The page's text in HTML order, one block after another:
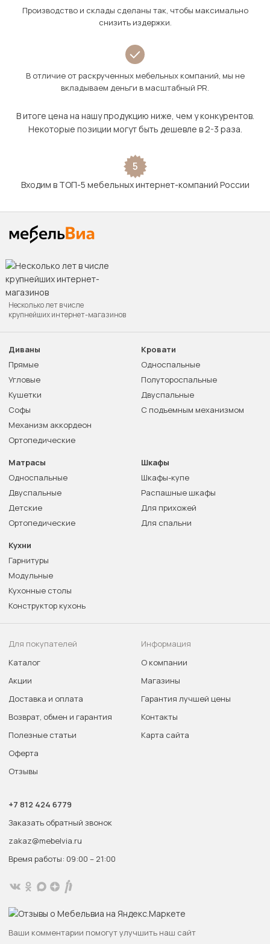
Производство и склады сделаны так, чтобы максимально
снизить издержки.
В отличие от раскрученных мебельных компаний, мы не
вкладываем деньги в масштабный PR.
В итоге цена на нашу продукцию ниже, чем у конкурентов.
Некоторые позиции могут быть дешевле в 2-3 раза.
5
Входим в ТОП-5 мебельных интернет-компаний России
Несколько лет в числе
крупнейших интернет-магазинов
Диваны
Прямые
Угловые
Кушетки
Софы
Механизм аккордеон
Ортопедические
Кровати
Односпальные
Полутороспальные
Двуспальные
С подъемным механизмом
Матрасы
Односпальные
Двуспальные
Детские
Ортопедические
Шкафы
Шкафы-купе
Распашные шкафы
Для прихожей
Для спальни
Кухни
Гарнитуры
Модульные
Кухонные столы
Конструктор кухонь
Для покупателей
Каталог
Акции
Доставка и оплата
Возврат, обмен и гарантия
Полезные статьи
Оферта
Отзывы
Информация
О компании
Магазины
Гарантия лучшей цены
Контакты
Карта сайта
+7 812 424 6779
Заказать обратный звонок
zakaz@mebelvia.ru
Время работы: 09:00 – 21:00
Ваши комментарии помогут улучшить наш сайт